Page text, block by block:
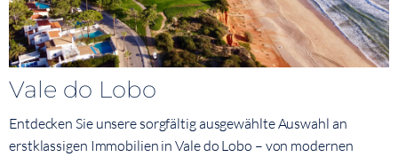
Vale do Lobo
Entdecken Sie unsere sorgfältig ausgewählte Auswahl an
erstklassigen Immobilien in Vale do Lobo – von modernen